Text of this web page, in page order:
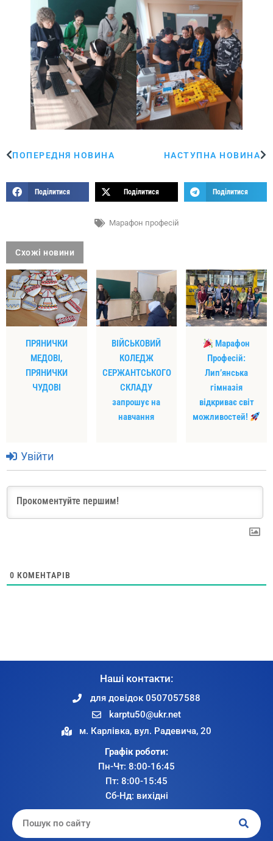
ПОПЕРЕДНЯ НОВИНА НАСТУПНА НОВИНА
Поділитися Поділитися Поділитися
Марафон професій
Схожі новини
ПРЯНИЧКИ
МЕДОВІ,
ПРЯНИЧКИ
ЧУДОВІ
ВІЙСЬКОВИЙ
КОЛЕДЖ
СЕРЖАНТСЬКОГО
СКЛАДУ
запрошує на
навчання
Марафон
Професій:
Лип’янська
гімназія
відкриває світ
можливостей!
Увійти
0 КОМЕНТАРІВ
Наші контакти:
для довідок 0507057588
karptu50@ukr.net
м. Карлівка, вул. Радевича, 20
Графік роботи:
Пн-Чт: 8:00-16:45
Пт: 8:00-15:45
Сб-Нд: вихідні